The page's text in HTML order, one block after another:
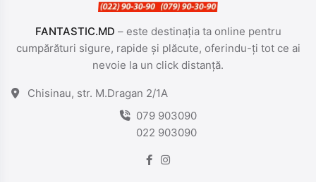
FANTASTIC.MD – este destinația ta online pentru
cumpărături sigure, rapide și plăcute, oferindu-ți tot ce ai
nevoie la un click distanță.
Chisinau, str. M.Dragan 2/1A
079 903090
022 903090